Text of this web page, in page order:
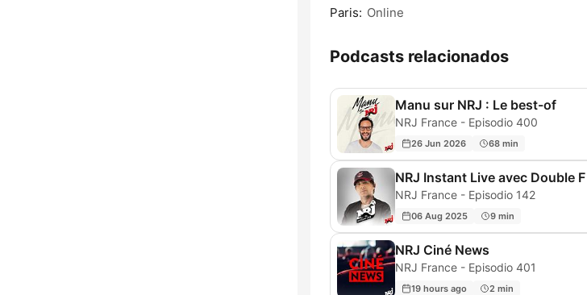
Paris: Online
Podcasts relacionados
Manu sur NRJ : Le best-of
NRJ France - Episodio 400
26 Jun 2026 68 min
NRJ Instant Live avec Double F
NRJ France - Episodio 142
06 Aug 2025 9 min
NRJ Ciné News
NRJ France - Episodio 401
19 hours ago 2 min